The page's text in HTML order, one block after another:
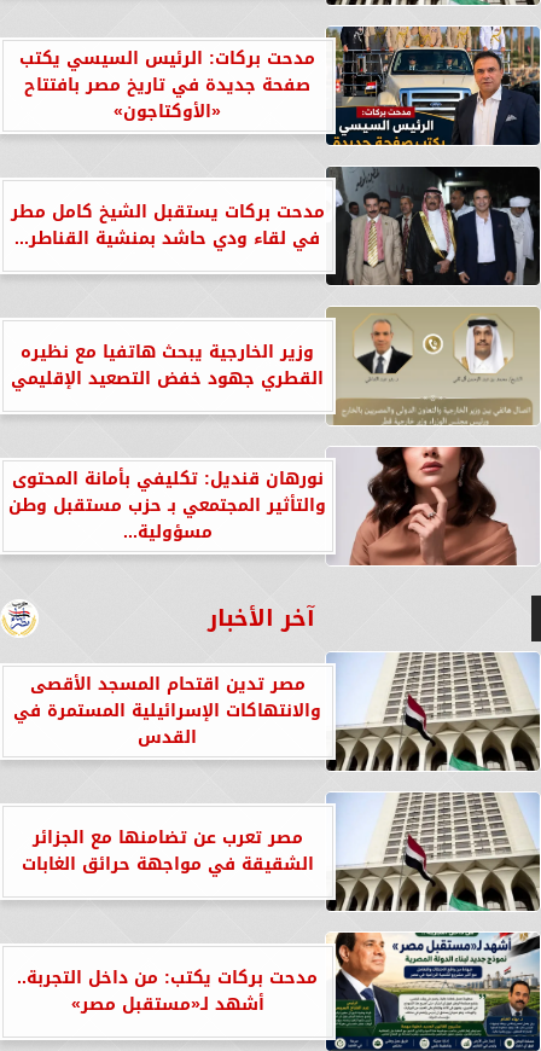
مدحت بركات: الرئيس السيسي يكتب
صفحة جديدة في تاريخ مصر بافتتاح
«الأوكتاجون»
مدحت بركات يستقبل الشيخ كامل مطر
في لقاء ودي حاشد بمنشية القناطر...
وزير الخارجية يبحث هاتفيا مع نظيره
القطري جهود خفض التصعيد الإقليمي
نورهان قنديل: تكليفي بأمانة المحتوى
والتأثير المجتمعي بـ حزب مستقبل وطن
مسؤولية...
آخر الأخبار
مصر تدين اقتحام المسجد الأقصى
والانتهاكات الإسرائيلية المستمرة في
القدس
مصر تعرب عن تضامنها مع الجزائر
الشقيقة في مواجهة حرائق الغابات
مدحت بركات يكتب: من داخل التجربة..
أشهد لـ«مستقبل مصر»